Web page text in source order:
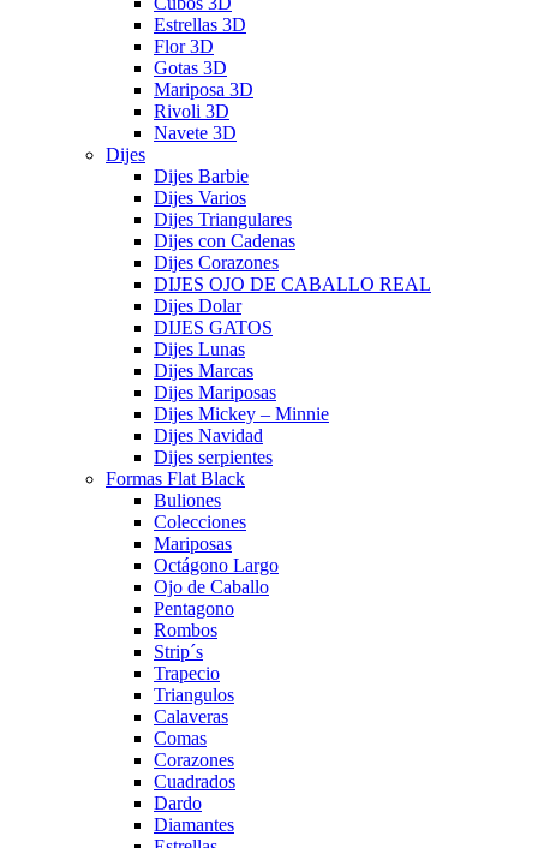
Estrellas 3D
Flor 3D
Gotas 3D
Mariposa 3D
Rivoli 3D
Navete 3D
Dijes
Dijes Barbie
Dijes Varios
Dijes Triangulares
Dijes con Cadenas
Dijes Corazones
DIJES OJO DE CABALLO REAL
Dijes Dolar
DIJES GATOS
Dijes Lunas
Dijes Marcas
Dijes Mariposas
Dijes Mickey – Minnie
Dijes Navidad
Dijes serpientes
Formas Flat Black
Buliones
Colecciones
Mariposas
Octágono Largo
Ojo de Caballo
Pentagono
Rombos
Strip´s
Trapecio
Triangulos
Calaveras
Comas
Corazones
Cuadrados
Dardo
Diamantes